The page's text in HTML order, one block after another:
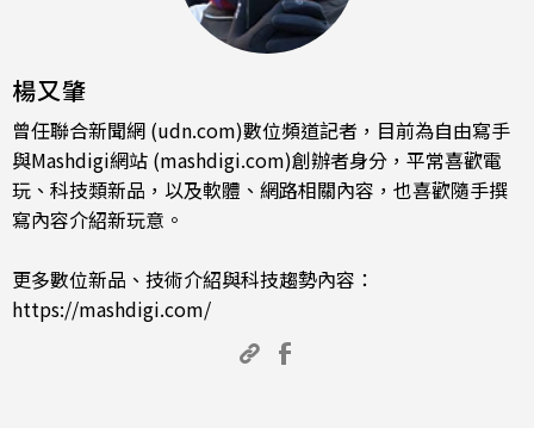
楊又肇
曾任聯合新聞網 (udn.com)數位頻道記者，目前為自由寫手
與Mashdigi網站 (mashdigi.com)創辦者身分，平常喜歡電
玩、科技類新品，以及軟體、網路相關內容，也喜歡隨手撰
寫內容介紹新玩意。
更多數位新品、技術介紹與科技趨勢內容：
https://mashdigi.com/